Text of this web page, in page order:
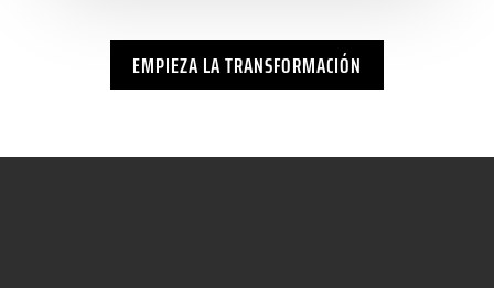
EMPIEZA LA TRANSFORMACIÓN